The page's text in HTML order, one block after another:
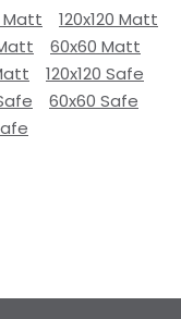
Matt
120x120 Matt
60x60 Matt
120x120 Safe
60x60 Safe